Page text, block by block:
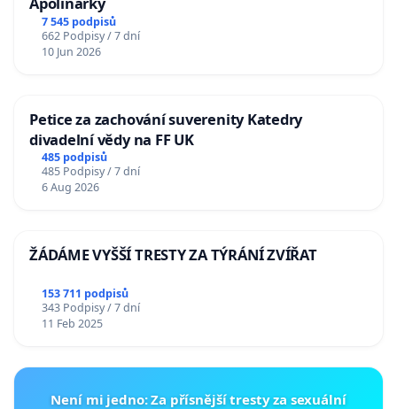
7 545 podpisů
662 Podpisy / 7 dní
10 Jun 2026
Petice za zachování suverenity Katedry
divadelní vědy na FF UK
485 podpisů
485 Podpisy / 7 dní
6 Aug 2026
ŽÁDÁME VYŠŠÍ TRESTY ZA TÝRÁNÍ ZVÍŘAT
153 711 podpisů
343 Podpisy / 7 dní
11 Feb 2025
Není mi jedno: Za přísnější tresty za sexuální